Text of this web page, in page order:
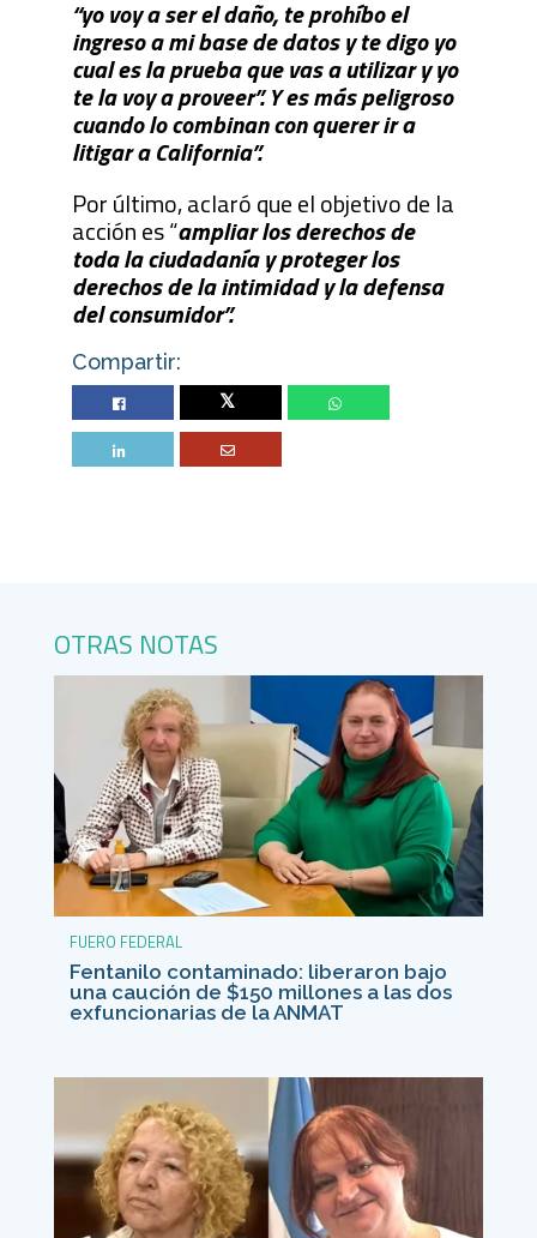
“yo voy a ser el daño, te prohíbo el
ingreso a mi base de datos y te digo yo
cual es la prueba que vas a utilizar y yo
te la voy a proveer”. Y es más peligroso
cuando lo combinan con querer ir a
litigar a California”.
Por último, aclaró que el objetivo de la
acción es “ampliar los derechos de
toda la ciudadanía y proteger los
derechos de la intimidad y la defensa
del consumidor”.
Compartir:
Twitter
OTRAS NOTAS
FUERO FEDERAL
Fentanilo contaminado: liberaron bajo
una caución de $150 millones a las dos
exfuncionarias de la ANMAT